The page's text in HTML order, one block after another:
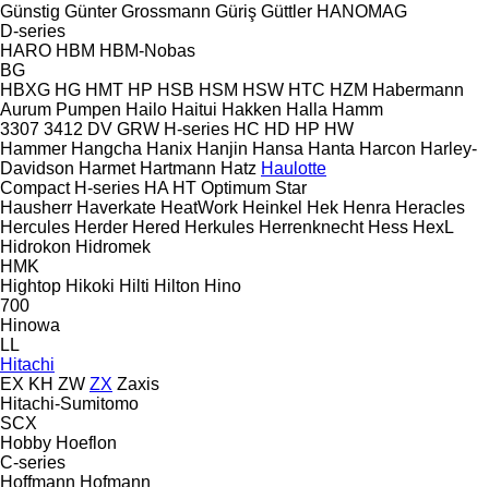
Günstig Günter Grossmann Güriş Güttler HANOMAG
D-series
HARO HBM HBM-Nobas
BG
HBXG HG HMT HP HSB HSM HSW HTC HZM Habermann
Aurum Pumpen Hailo Haitui Hakken Halla Hamm
3307 3412 DV GRW H-series HC HD HP HW
Hammer Hangcha Hanix Hanjin Hansa Hanta Harcon Harley-
Davidson Harmet Hartmann Hatz Haulotte
Compact H-series HA HT Optimum Star
Hausherr Haverkate HeatWork Heinkel Hek Henra Heracles
Hercules Herder Hered Herkules Herrenknecht Hess HexL
Hidrokon Hidromek
HMK
Hightop Hikoki Hilti Hilton Hino
700
Hinowa
LL
Hitachi
EX KH ZW ZX Zaxis
Hitachi-Sumitomo
SCX
Hobby Hoeflon
C-series
Hoffmann Hofmann